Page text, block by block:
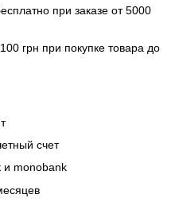
при заказе от 5000
товара до
счет
и monobank